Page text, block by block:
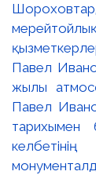
Павел
жылы
Павел
тарихымен